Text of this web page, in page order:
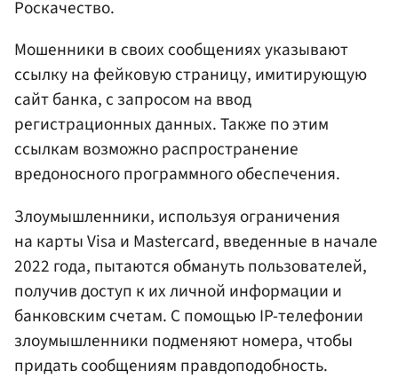
Роскачество.
Мошенники в своих сообщениях указывают
ссылку на фейковую страницу, имитирующую
сайт банка, с запросом на ввод
регистрационных данных. Также по этим
ссылкам возможно распространение
вредоносного программного обеспечения.
Злоумышленники, используя ограничения
на карты Visa и Mastercard, введенные в начале
2022 года, пытаются обмануть пользователей,
получив доступ к их личной информации и
банковским счетам. С помощью IP-телефонии
злоумышленники подменяют номера, чтобы
придать сообщениям правдоподобность.